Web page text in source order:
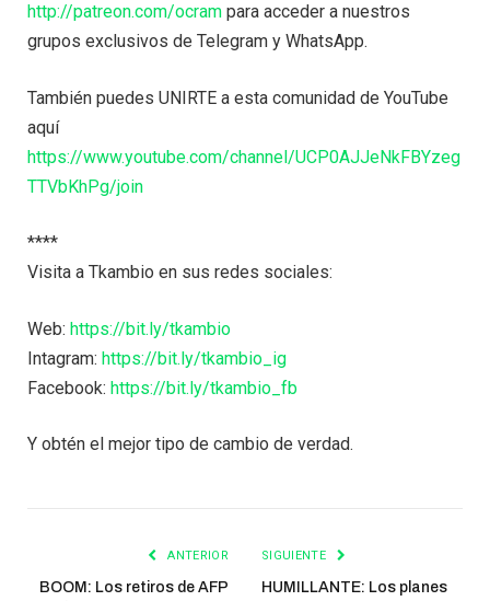
http://patreon.com/ocram para acceder a nuestros
grupos exclusivos de Telegram y WhatsApp.
También puedes UNIRTE a esta comunidad de YouTube
aquí
https://www.youtube.com/channel/UCP0AJJeNkFBYzeg
TTVbKhPg/join
****
Visita a Tkambio en sus redes sociales:
Web: https://bit.ly/tkambio
Intagram: https://bit.ly/tkambio_ig
Facebook: https://bit.ly/tkambio_fb
Y obtén el mejor tipo de cambio de verdad.
ANTERIOR
BOOM: Los retiros de AFP
SIGUIENTE
HUMILLANTE: Los planes